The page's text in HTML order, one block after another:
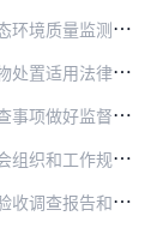
》的通知（环办〔2014〕96号）
办函〔2014〕1497号）
（环发〔2015〕86号）
环发〔2015〕107号）
（环办环评〔2016〕16号）